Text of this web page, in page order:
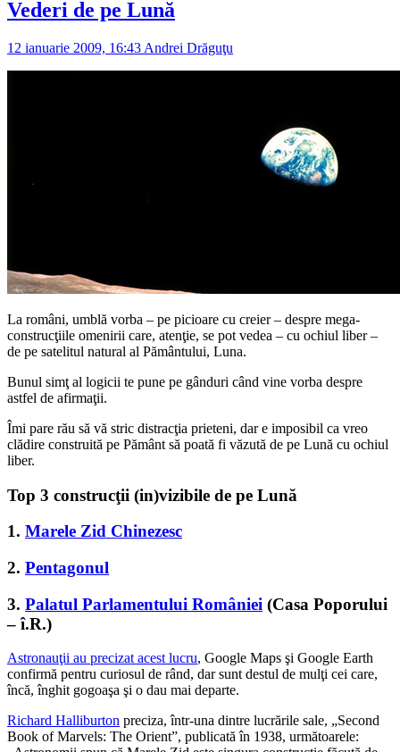
Vederi de pe Lună
12 ianuarie 2009, 16:43 Andrei Drăguţu
La români, umblă vorba – pe picioare cu creier – despre mega-
construcţiile omenirii care, atenţie, se pot vedea – cu ochiul liber –
de pe satelitul natural al Pământului, Luna.
Bunul simţ al logicii te pune pe gânduri când vine vorba despre
astfel de afirmaţii.
Îmi pare rău să vă stric distracţia prieteni, dar e imposibil ca vreo
clădire construită pe Pământ să poată fi văzută de pe Lună cu ochiul
liber.
Top 3 construcţii (in)vizibile de pe Lună
1. Marele Zid Chinezesc
2. Pentagonul
3. Palatul Parlamentului României (Casa Poporului
– î.R.)
Astronauţii au precizat acest lucru, Google Maps şi Google Earth
confirmă pentru curiosul de rând, dar sunt destul de mulţi cei care,
încă, înghit gogoaşa şi o dau mai departe.
Richard Halliburton preciza, într-una dintre lucrările sale, „Second
Book of Marvels: The Orient”, publicată în 1938, următoarele: